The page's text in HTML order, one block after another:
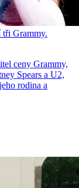
tři Grammy.
ceny Grammy,
Spears a U2,
rodina a